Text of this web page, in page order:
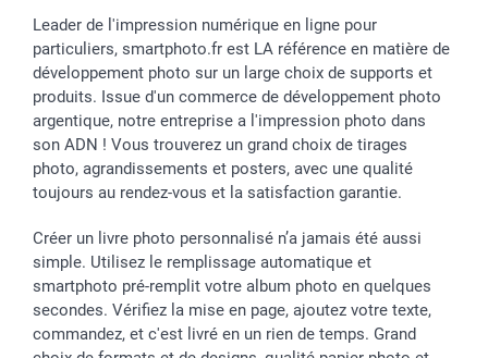
Leader de l'impression numérique en ligne pour
particuliers, smartphoto.fr est LA référence en matière de
développement photo sur un large choix de supports et
produits. Issue d'un commerce de développement photo
argentique, notre entreprise a l'impression photo dans
son ADN ! Vous trouverez un grand choix de tirages
photo, agrandissements et posters, avec une qualité
toujours au rendez-vous et la satisfaction garantie.
Créer un livre photo personnalisé n’a jamais été aussi
simple. Utilisez le remplissage automatique et
smartphoto pré-remplit votre album photo en quelques
secondes. Vérifiez la mise en page, ajoutez votre texte,
commandez, et c'est livré en un rien de temps. Grand